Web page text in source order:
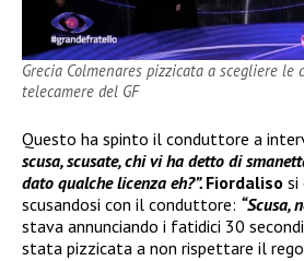
Grecia Colmenares pizzicata a scegliere
telecamere del GF
Questo ha spinto il conduttore a
scusa, scusate, chi vi ha detto di
dato qualche licenza eh?”. Fiordaliso si
scusandosi con il conduttore: “Scusa,
stava annunciando i fatidici 30
stata pizzicata a non rispettare il